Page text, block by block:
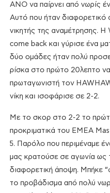
ΑΝΟ να παίρνει από νωρίς
Αυτό που ήταν διαφορετικό
νικητής της αναμέτρησης. Η
come back και γύρισε ένα
δύο ομάδες ήταν πολύ
ρίσκα στο πρώτο 20λεπτο
πρωταγωνιστή τον
νίκη και ισοφάρισε σε 2-2.
Με το σκορ στο 2-2 το πρώτο
προκριματικά του EMEA
5. Παρόλο που περιμέναμε
μας κρατούσε σε αγωνία ως
διαφορετική άποψη. Μπήκε
το προβάδισμα από πολύ